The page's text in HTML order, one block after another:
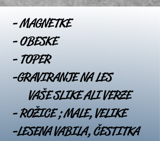
- MAGNETKE
- OBESKE
- TOPER
-GRAVIRANJE NA LES
VAŠE SLIKE ALI VERZE
- ROŽICE ; MALE, VELIKE
-LESENA VABILA, ČESTITKA